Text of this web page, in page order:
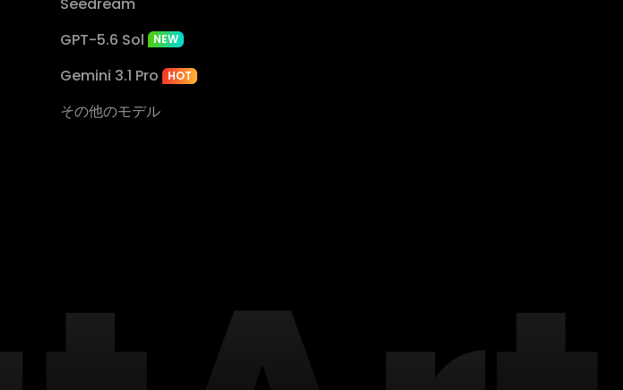
GPT-5.6 Sol
NEW
Gemini 3.1 Pro HOT
その他のモデル